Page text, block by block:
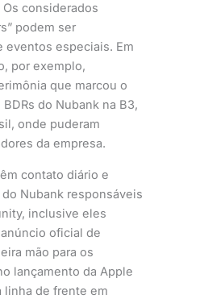
considerados
podem ser
eventos especiais. Em
por exemplo,
que marcou o
do Nubank na B3,
onde puderam
da empresa.
contato diário e
Nubank responsáveis
inclusive eles
oficial de
mão para os
lançamento da Apple
linha de frente em